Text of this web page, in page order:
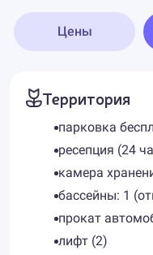
Цены
Территория
парковка
ресепция (24
камера
бассейны: 1
прокат
лифт (2)